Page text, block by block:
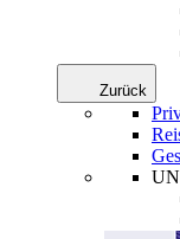
Zurück